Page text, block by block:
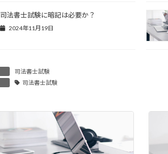
司法書士試験に暗記は必要か？
2024年11月19日
司法書士試験
司法書士試験